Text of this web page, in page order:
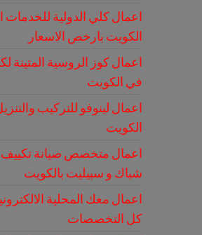
اعمال كلي الدولية للخدمات
الكويت بارخص الاسعار
اعمال كوز الروسية المتينة
في الكويت
اعمال لينوفو للتركيب
الكويت
اعمال متخصص صيانة
شباك و سبيليت بالكويت
اعمال معك المحلية
كل التخصصات